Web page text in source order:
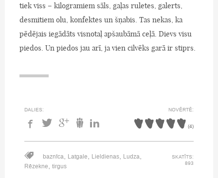
tiek viss – kilogramiem sāls, gaļas ruletes, galerts,
desmitiem olu, konfektes un šņabis. Tas nekas, ka
pēdējais iegādāts visnotaļ apšaubāmā ceļā. Dievs visu
piedos. Un piedos jau arī, ja vien cilvēks garā ir stiprs.
DALIES: NOVĒRTĒ:
(4)
baznīca, Latgale, Lieldienas, Ludza,
Rēzekne, tirgus
SKATĪTS:
893